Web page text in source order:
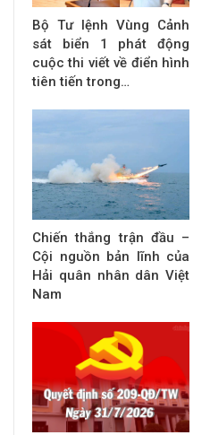
Bộ Tư lệnh Vùng Cảnh
sát biển 1 phát động
cuộc thi viết về điển hình
tiên tiến trong…
Chiến thắng trận đầu –
Cội nguồn bản lĩnh của
Hải quân nhân dân Việt
Nam